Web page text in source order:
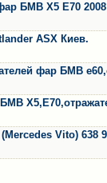
БМВ Х5 Е70 2008
ASX Киев.
фар БМВ
БМВ
Vito) 638